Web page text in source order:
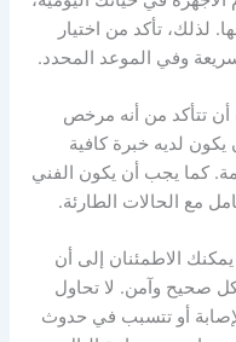
لذلك، تأكد من اختيار
وفي الموعد المحدد.
أن تتأكد من أنه مرخص
لديه خبرة كافية
كما يجب أن يكون الفني
مع الحالات الطارئة.
الاطمئنان إلى أن
صحيح وآمن. لا تحاول
أو تتسبب في حدوث